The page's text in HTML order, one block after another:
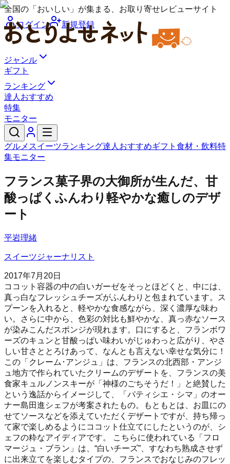
全国の「おいしい」が集まる、お取り寄せレビューサイト
ログイン
新規登録
ジャンル
ギフト
ランキング
達人おすすめ
特集
モニター
グルメ スイーツランキング達人おすすめギフト 食材・飲料特
集モニター
フランス菓子界の大御所が生んだ、甘
酸っぱくふんわり軽やかな癒しのデザ
ート
平岩理緒
スイーツジャーナリスト
2017年7月20日
ココット容器の中の白いガーゼをそっとほどくと、中には、
真っ白なフレッシュチーズがふんわりと包まれています。ス
プーンを入れると、軽やかな食感ながら、深く濃厚な味わ
い。さらに中から、色彩の対比も鮮やかな、真っ赤なソース
が染みこんだスポンジが現れます。口にすると、フランボワ
ーズのキュンと甘酸っぱい味わいがじゅわっと広がり、やさ
しい甘さととろけあって、なんとも言えない幸せな気分に！
この「クレーム･アンジュ」は、フランスの北西部・アンジ
ュ地方で作られていたクリームのデザートを、フランスの美
食家キュルノンスキーが「神様のごちそうだ！」と絶賛した
という逸話からイメージして、「パティシエ・シマ」のオー
ナー島田進シェフが考案されたもの。もともとは、お皿にの
せてソースなどを添えていただくデザートですが、持ち帰っ
て家で楽しめるようにココット仕立てにしたというのが、シ
ェフの粋なアイディアです。 こちらに使われている「フロ
マージュ・ブラン」は、“白いチーズ”、すなわち熟成させず
に出来立てを楽しむタイプの、フランスでおなじみのフレッ